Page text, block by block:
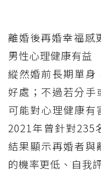
離婚後再婚幸福
男性心理健康有益
縱然婚前長期單身
好處；不過若分手
可能對心理健康有
2021年曾針對235
結果顯示再婚者與
的機率更低、自我